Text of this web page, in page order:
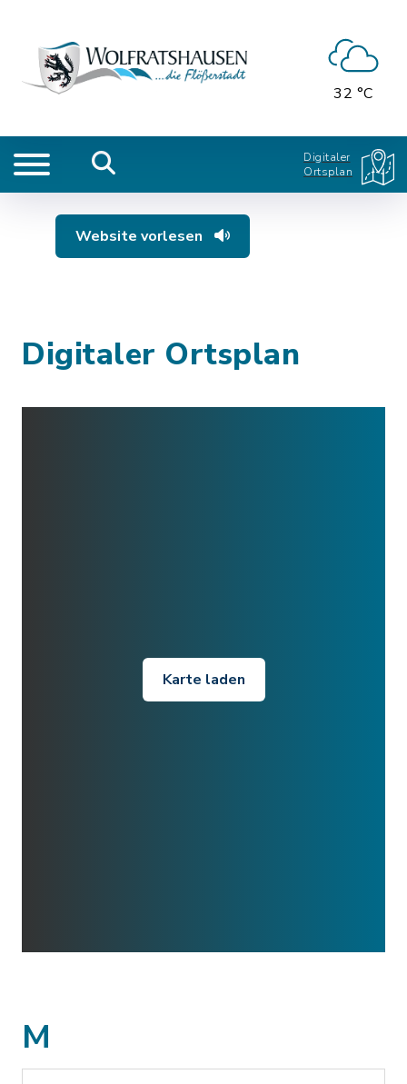
32 °C
Digitaler
Ortsplan
Website vorlesen
Digitaler Ortsplan
Karte laden
M